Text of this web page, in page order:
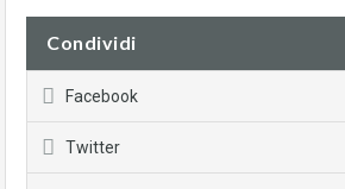
Condividi
Facebook
Twitter